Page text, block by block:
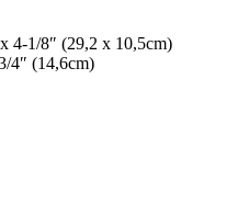
4-1/8″ (29,2 x 10,5cm)
4″ (14,6cm)